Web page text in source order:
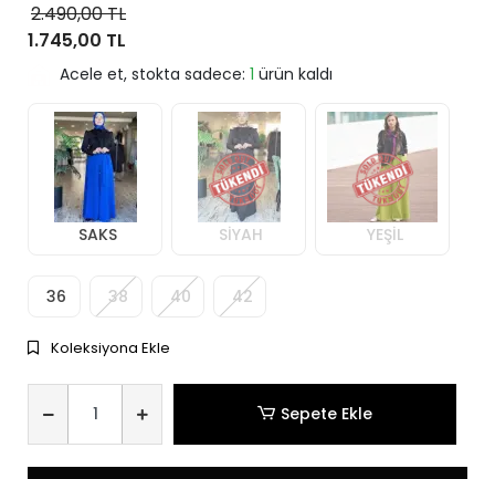
2.490,00 TL
1.745,00 TL
Acele et, stokta sadece: 1 ürün kaldı
SAKS SİYAH YEŞİL
36 38 40 42
Koleksiyona Ekle
Sepete Ekle